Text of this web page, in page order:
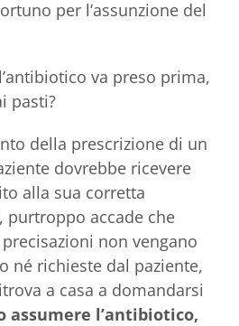
per l’assunzione del
va preso prima,
pasti?
della prescrizione di un
dovrebbe ricevere
alla sua corretta
purtroppo accade che
non vengano
né richieste dal paziente,
a casa a domandarsi
assumere l’antibiotico,